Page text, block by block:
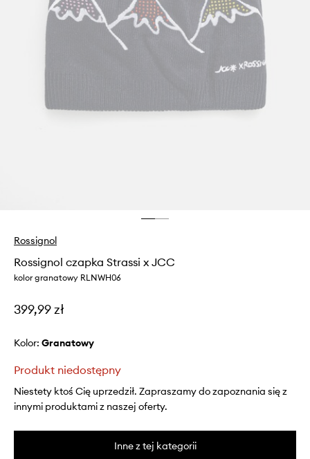
Rossignol
Rossignol czapka Strassi x JCC
kolor granatowy RLNWH06
399,99 zł
Kolor: granatowy
Produkt niedostępny
Niestety ktoś Cię uprzedził. Zapraszamy do zapoznania się z
innymi produktami z naszej oferty.
Inne z tej kategorii